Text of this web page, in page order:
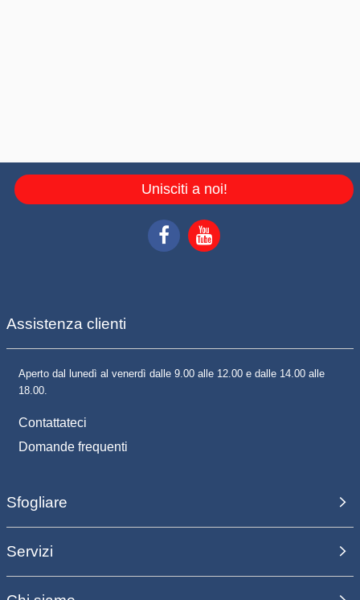
Unisciti a noi!
Assistenza clienti
Aperto dal lunedì al venerdì dalle 9.00 alle 12.00 e dalle 14.00 alle
18.00.
Contattateci
Domande frequenti
Sfogliare
Servizi